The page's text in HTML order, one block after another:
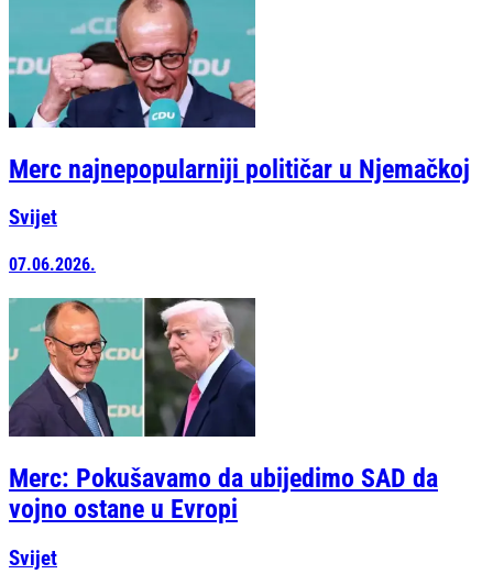
Merc najnepopularniji političar u Njemačkoj
Svijet
07.06.2026.
Merc: Pokušavamo da ubijedimo SAD da
vojno ostane u Evropi
Svijet